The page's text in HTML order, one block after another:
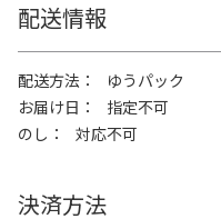
配送情報
配送方法
ゆうパック
お届け日
指定不可
のし
対応不可
決済方法